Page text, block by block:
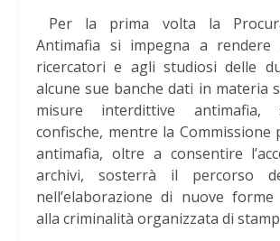
Per la prima volta la
Antimafia si impegna a rendere
ricercatori e agli studiosi delle
alcune sue banche dati in materia
misure interdittive antimafia,
confische, mentre la Commissione
antimafia, oltre a consentire
archivi, sosterrà il percorso
nell’elaborazione di nuove
alla criminalità organizzata di